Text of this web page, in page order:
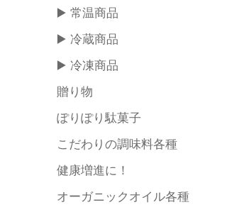
▶️ 常温商品
▶️ 冷蔵商品
▶️ 冷凍商品
贈り物
ぽりぽり駄菓子
こだわりの調味料各種
健康増進に！
オーガニックオイル各種